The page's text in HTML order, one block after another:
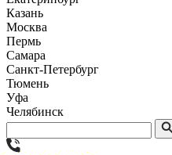
Казань
Москва
Пермь
Самара
Санкт-Петербург
Тюмень
Уфа
Челябинск